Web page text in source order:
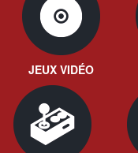
JEUX VIDÉO